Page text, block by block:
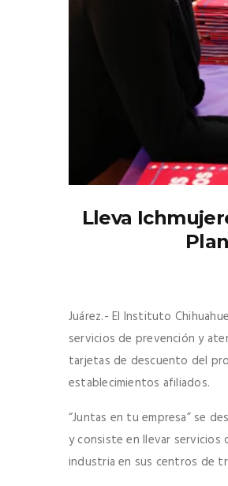
Lleva
Juárez.- El Instituto
servicios de prevención y
tarjetas de descuento del
establecimientos afiliados.
“Juntas en tu empresa” se
y consiste en llevar servicios
industria en sus centros de